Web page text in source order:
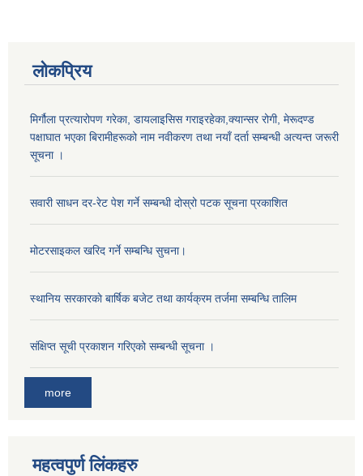
लोकप्रिय
मिर्गौला प्रत्यारोपण गरेका, डायलाइसिस गराइरहेका,क्यान्सर रोगी, मेरूदण्ड
पक्षाघात भएका बिरामीहरूको नाम नवीकरण तथा नयाँ दर्ता सम्बन्धी अत्यन्त जरूरी
सूचना ।
सवारी साधन दर-रेट पेश गर्ने सम्बन्धी दोस्रो पटक सूचना प्रकाशित
मोटरसाइकल खरिद गर्ने सम्बन्धि सुचना।
स्थानिय सरकारकाे बार्षिक बजेट तथा कार्यक्रम तर्जमा सम्बन्धि तालिम
संक्षिप्त सूची प्रकाशन गरिएको सम्बन्धी सूचना ।
more
महत्वपुर्ण लि‌ंकहरु